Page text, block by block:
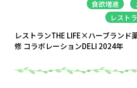
食欲増進
レスト
レストランTHE LIFE×ハーブランド
修 コラボレーションDELI 2024年